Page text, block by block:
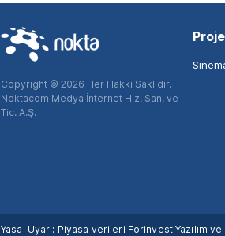
Copyright © 2026 Her Hakkı Saklıdır.
Noktacom Medya İnternet Hiz. San. ve
Tic. A.Ş.
Yasal Uyarı: Piyasa verileri Forinvest Yazılım